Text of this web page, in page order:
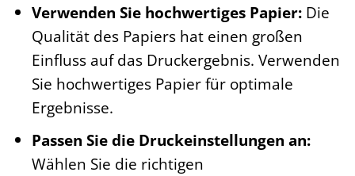
Verwenden Sie hochwertiges Papier:Die
Qualität des Papiers hat einen großen
Einfluss auf das Druckergebnis. Verwenden
Sie hochwertiges Papier für optimale
Ergebnisse.
Passen Sie die Druckeinstellungen an:
Wählen Sie die richtigen